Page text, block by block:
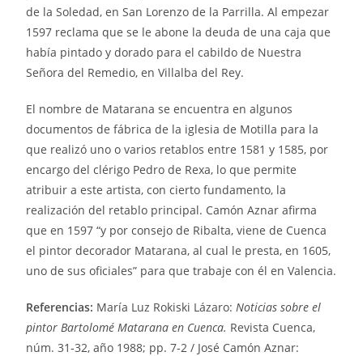
de la Soledad, en San Lorenzo de la Parrilla. Al empezar
1597 reclama que se le abone la deuda de una caja que
había pintado y dorado para el cabildo de Nuestra
Señora del Remedio, en Villalba del Rey.
El nombre de Matarana se encuentra en algunos
documentos de fábrica de la iglesia de Motilla para la
que realizó uno o varios retablos entre 1581 y 1585, por
encargo del clérigo Pedro de Rexa, lo que permite
atribuir a este artista, con cierto fundamento, la
realización del retablo principal. Camón Aznar afirma
que en 1597 “y por consejo de Ribalta, viene de Cuenca
el pintor decorador Matarana, al cual le presta, en 1605,
uno de sus oficiales” para que trabaje con él en Valencia.
Referencias: María Luz Rokiski Lázaro: Noticias sobre el
pintor Bartolomé Matarana en Cuenca. Revista Cuenca,
núm. 31‑32, año 1988; pp. 7‑2 / José Camón Aznar: